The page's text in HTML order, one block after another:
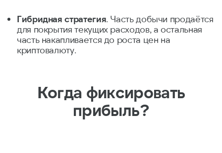
Гибридная стратегия. Часть добычи продаётся
для покрытия текущих расходов, а остальная
часть накапливается до роста цен на
криптовалюту.
Когда фиксировать
прибыль?